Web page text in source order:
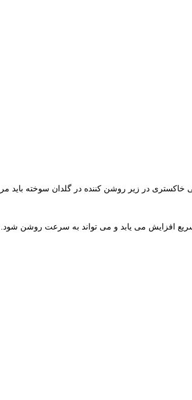
شود و طولانی تر دوام می آورد (تقریباً 100،000 چرخه) هنگام جاروبرقی خاکستری در زیر روشن کننده
افزایش می یابد و می تواند به سرعت روشن